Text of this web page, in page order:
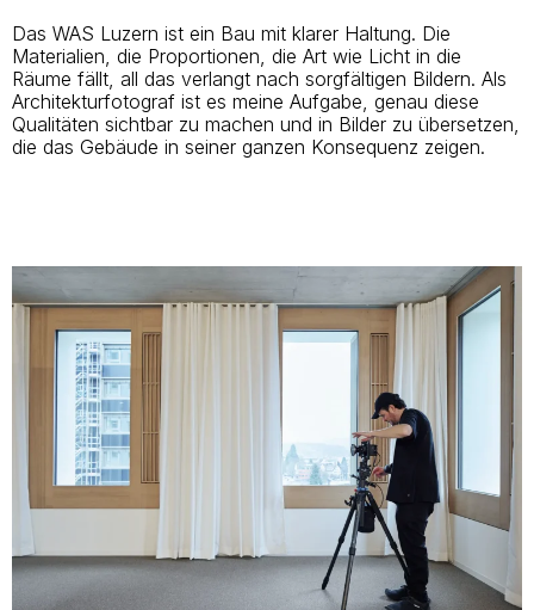
Das WAS Luzern ist ein Bau mit klarer Haltung. Die
Materialien, die Proportionen, die Art wie Licht in die
Räume fällt, all das verlangt nach sorgfältigen Bildern. Als
Architekturfotograf ist es meine Aufgabe, genau diese
Qualitäten sichtbar zu machen und in Bilder zu übersetzen,
die das Gebäude in seiner ganzen Konsequenz zeigen.